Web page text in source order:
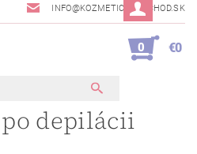
INFO@KOZMETICKYOBCHOD.SK
0 €0
depilácii